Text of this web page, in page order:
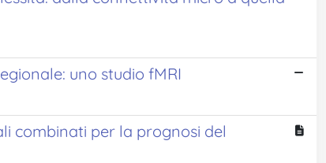
uno studio fMRI
combinati per la prognosi del